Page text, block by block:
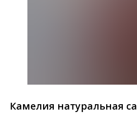
Камелия натуральная